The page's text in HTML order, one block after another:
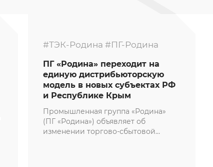
#ТЭК-Родина #ПГ-Родина
ПГ «Родина» переходит на
единую дистрибьюторскую
модель в новых субъектах РФ
и Республике Крым
Промышленная группа «Родина»
(ПГ «Родина») объявляет об
изменении торгово-сбытовой